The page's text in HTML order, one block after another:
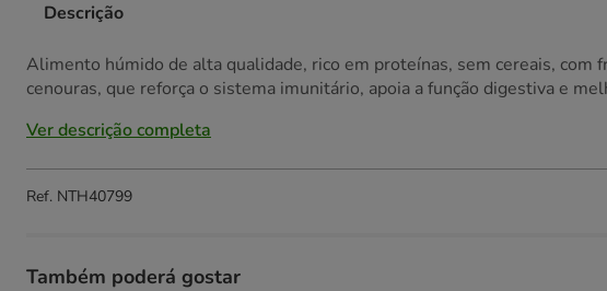
Descrição
Alimento húmido de alta qualidade, rico em proteínas, sem cereais, com
cenouras, que reforça o sistema imunitário, apoia a função digestiva e
Ver descrição completa
Ref. NTH40799
Também poderá gostar